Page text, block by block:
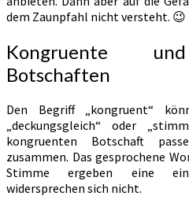
dem Zaunpfahl nicht versteht. 😉
Kongruente
Botschaften
Den Begriff „kongruent“
„deckungsgleich“ oder
kongruenten Botschaft
zusammen. Das gesprochene
Stimme ergeben eine
widersprechen sich nicht.